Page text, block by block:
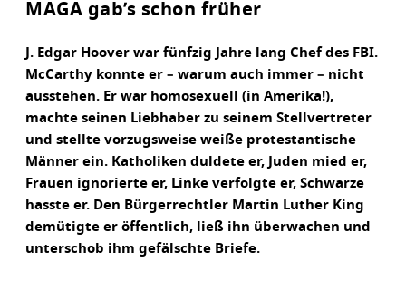
MAGA gab’s schon früher
J. Edgar Hoover war fünfzig Jahre lang Chef des FBI.
McCarthy konnte er – warum auch immer – nicht
ausstehen. Er war homosexuell (in Amerika!),
machte seinen Liebhaber zu seinem Stellvertreter
und stellte vorzugsweise weiße protestantische
Männer ein. Katholiken duldete er, Juden mied er,
Frauen ignorierte er, Linke verfolgte er, Schwarze
hasste er. Den Bürgerrechtler Martin Luther King
demütigte er öffentlich, ließ ihn überwachen und
unterschob ihm gefälschte Briefe.